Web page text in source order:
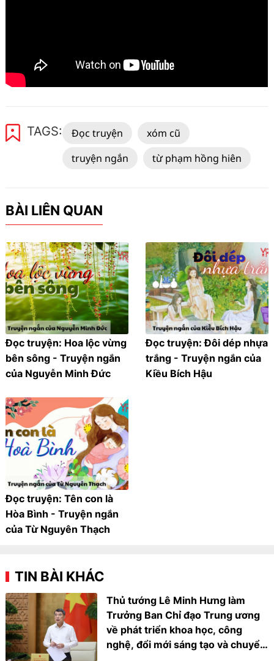
TAGS: Đọc truyện
xóm cũ
truyện ngắn
từ phạm hồng hiên
BÀI LIÊN QUAN
Đọc truyện: Hoa lộc vừng
bên sông - Truyện ngắn
của Nguyễn Minh Đức
Đọc truyện: Đôi dép nhựa
trắng - Truyện ngắn của
Kiều Bích Hậu
Đọc truyện: Tên con là
Hòa Bình - Truyện ngắn
của Từ Nguyên Thạch
TIN BÀI KHÁC
Thủ tướng Lê Minh Hưng làm
Trưởng Ban Chỉ đạo Trung ương
về phát triển khoa học, công
nghệ, đổi mới sáng tạo và chuyển